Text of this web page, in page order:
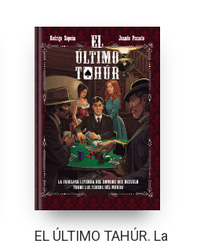
EL ÚLTIMO TAHÚR. La